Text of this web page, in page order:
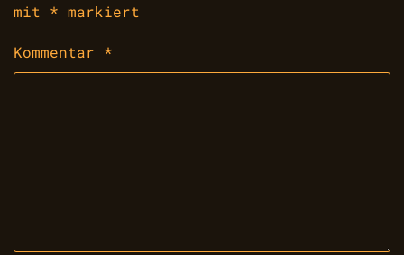
mit * markiert
Kommentar *